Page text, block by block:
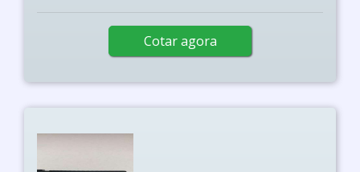
Cotar agora